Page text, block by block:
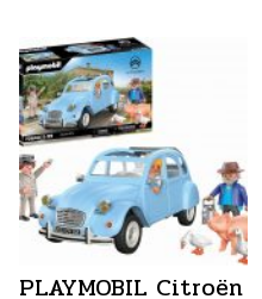
PLAYMOBIL Citroën